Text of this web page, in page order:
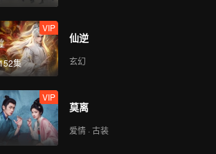
集
VIP
仙逆
玄幻
VIP
莫离
爱情 · 古装